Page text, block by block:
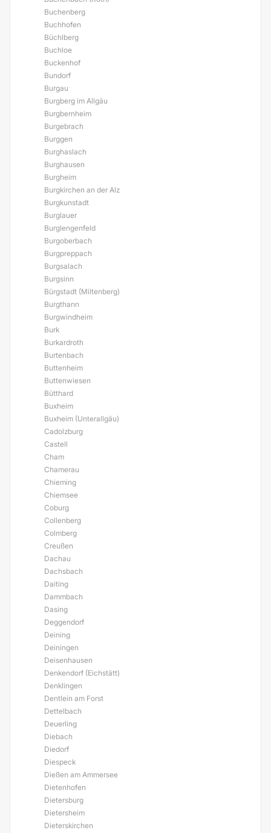
Buchenberg
Buchhofen
Büchlberg
Buchloe
Buckenhof
Bundorf
Burgau
Burgberg im Allgäu
Burgbernheim
Burgebrach
Burggen
Burghaslach
Burghausen
Burgheim
Burgkirchen an der Alz
Burgkunstadt
Burglauer
Burglengenfeld
Burgoberbach
Burgpreppach
Burgsalach
Burgsinn
Bürgstadt (Miltenberg)
Burgthann
Burgwindheim
Burk
Burkardroth
Burtenbach
Buttenheim
Buttenwiesen
Bütthard
Buxheim
Buxheim (Unterallgäu)
Cadolzburg
Castell
Cham
Chamerau
Chieming
Chiemsee
Coburg
Collenberg
Colmberg
Creußen
Dachau
Dachsbach
Daiting
Dammbach
Dasing
Deggendorf
Deining
Deiningen
Deisenhausen
Denkendorf (Eichstätt)
Denklingen
Dentlein am Forst
Dettelbach
Deuerling
Diebach
Diedorf
Diespeck
Dießen am Ammersee
Dietenhofen
Dietersburg
Dietersheim
Dieterskirchen